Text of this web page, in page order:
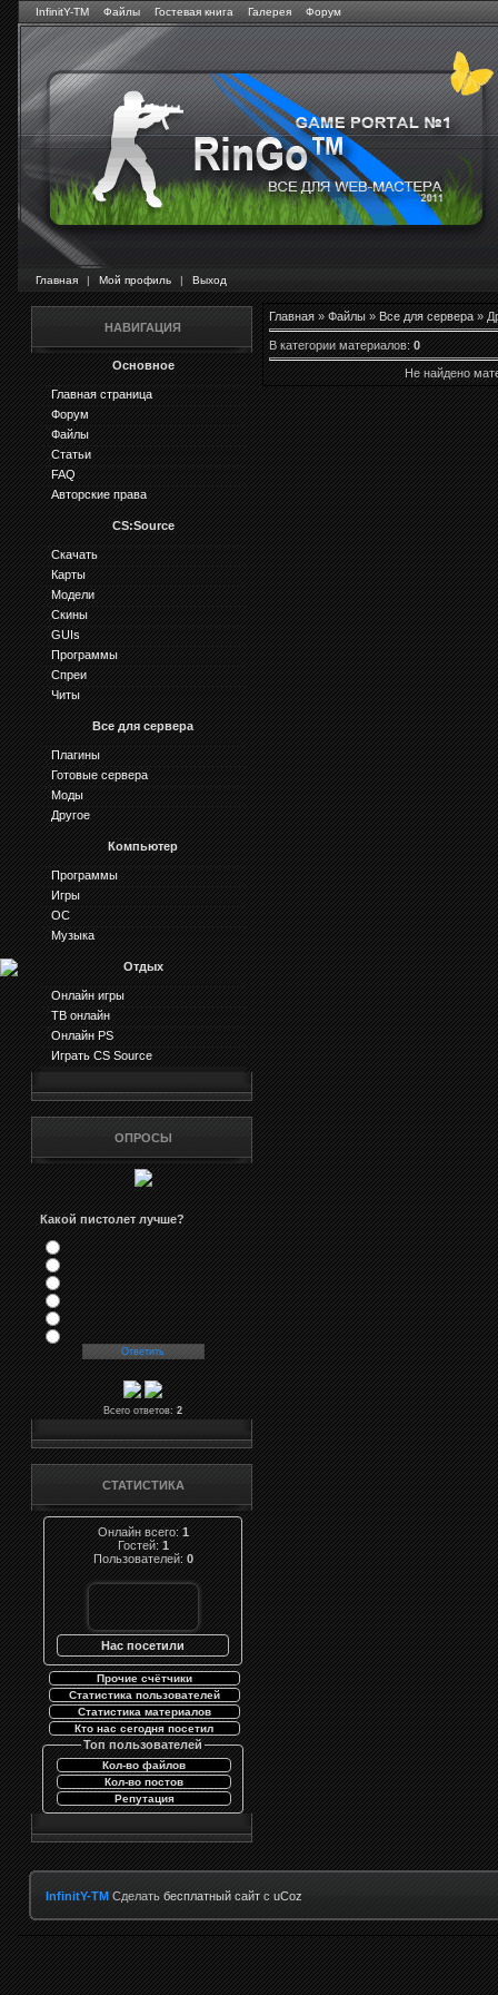
InfinitY-TM Файлы Гостевая книга Галерея Форум
Главная | Мой профиль | Выход
НАВИГАЦИЯ
Основное
Главная страница
Форум
Файлы
Статьи
FAQ
Авторские права
CS:Source
Скачать
Карты
Модели
Скины
GUIs
Программы
Спреи
Читы
Все для сервера
Плагины
Готовые сервера
Моды
Другое
Компьютер
Программы
Игры
ОС
Музыка
Отдых
Онлайн игры
ТВ онлайн
Онлайн PS
Играть CS Source
ОПРОСЫ
Какой пистолет лучше?
Всего ответов:2
СТАТИСТИКА
Онлайн всего:1
Гостей:1
Пользователей:0
Нас посетили
Прочие счётчики
Статистика пользователей
Статистика материалов
Кто нас сегодня посетил
Топ пользователей
Кол-во файлов
Кол-во постов
Репутация
Главная»Файлы»Все для сервера»
В категории материалов:0
Не найдено
InfinitY-TM Сделать бесплатный сайт с uCoz